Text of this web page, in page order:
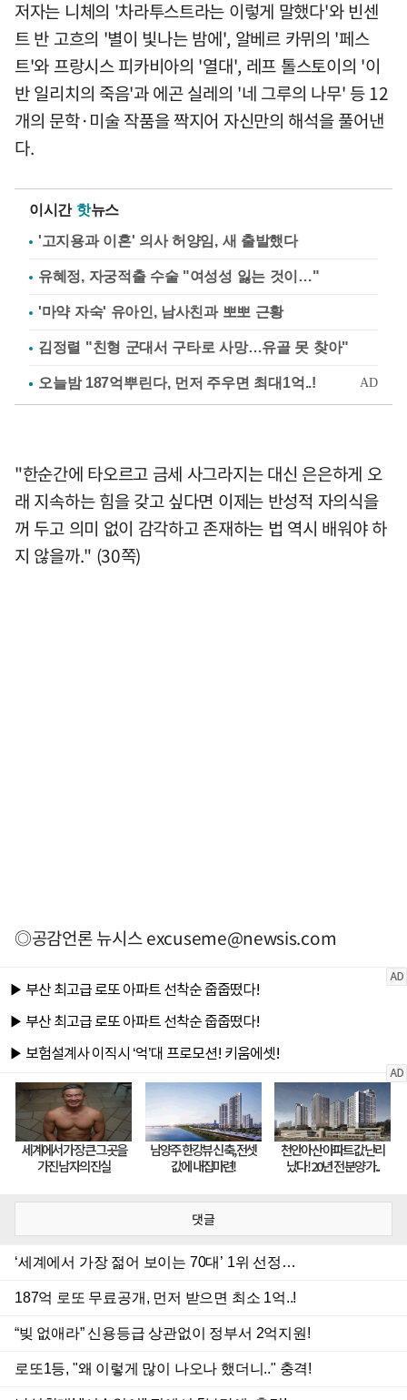
저자는 니체의 '차라투스트라는 이렇게 말했다'와 빈센
트 반 고흐의 '별이 빛나는 밤에', 알베르 카뮈의 '페스
트'와 프랑시스 피카비아의 '열대', 레프 톨스토이의 '이
반 일리치의 죽음'과 에곤 실레의 '네 그루의 나무' 등 12
개의 문학·미술 작품을 짝지어 자신만의 해석을 풀어낸
다.
이시간 핫뉴스
'고지용과 이혼' 의사 허양임, 새 출발했다
유혜정, 자궁적출 수술 "여성성 잃는 것이…"
'마약 자숙' 유아인, 남사친과 뽀뽀 근황
김정렬 "친형 군대서 구타로 사망…유골 못 찾아"
"한순간에 타오르고 금세 사그라지는 대신 은은하게 오
래 지속하는 힘을 갖고 싶다면 이제는 반성적 자의식을
꺼 두고 의미 없이 감각하고 존재하는 법 역시 배워야 하
지 않을까." (30쪽)
◎공감언론 뉴시스excuseme@newsis.com
댓글